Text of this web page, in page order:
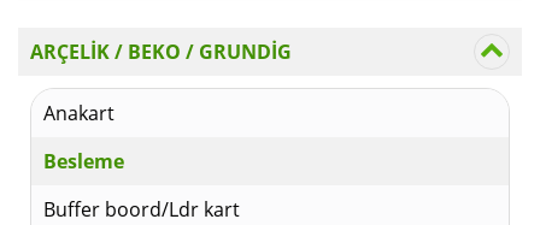
ARÇELİK / BEKO / GRUNDİG
Anakart
Besleme
Buffer boord/Ldr kart